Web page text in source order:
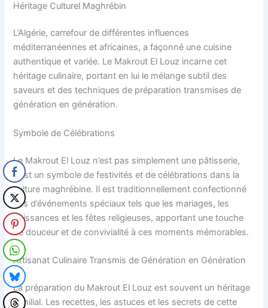
Héritage Culturel Maghrébin
L’Algérie, carrefour de différentes influences
méditerranéennes et africaines, a façonné une cuisine
authentique et variée. Le Makrout El Louz incarne cet
héritage culinaire, portant en lui le mélange subtil des
saveurs et des techniques de préparation transmises de
génération en génération.
Symbole de Célébrations
Le Makrout El Louz n’est pas simplement une pâtisserie,
c’est un symbole de festivités et de célébrations dans la
culture maghrébine. Il est traditionnellement confectionné
lors d’événements spéciaux tels que les mariages, les
naissances et les fêtes religieuses, apportant une touche
de douceur et de convivialité à ces moments mémorables.
Artisanat Culinaire Transmis de Génération en Génération
La préparation du Makrout El Louz est souvent un héritage
familial. Les recettes, les astuces et les secrets de cette